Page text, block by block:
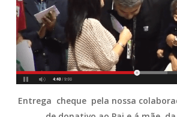
Entrega cheque pela nossa